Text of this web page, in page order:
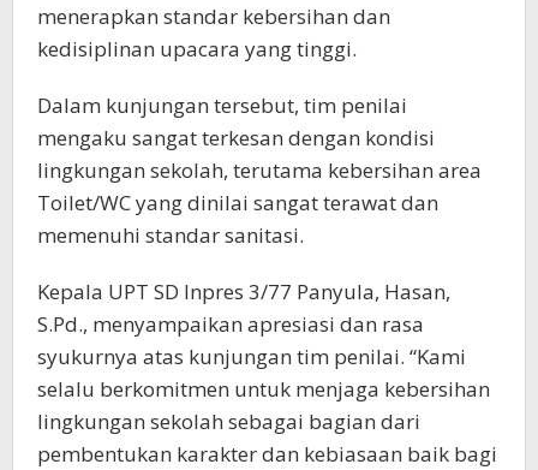
menerapkan standar kebersihan dan
kedisiplinan upacara yang tinggi.
Dalam kunjungan tersebut, tim penilai
mengaku sangat terkesan dengan kondisi
lingkungan sekolah, terutama kebersihan area
Toilet/WC yang dinilai sangat terawat dan
memenuhi standar sanitasi.
Kepala UPT SD Inpres 3/77 Panyula, Hasan,
S.Pd., menyampaikan apresiasi dan rasa
syukurnya atas kunjungan tim penilai. “Kami
selalu berkomitmen untuk menjaga kebersihan
lingkungan sekolah sebagai bagian dari
pembentukan karakter dan kebiasaan baik bagi